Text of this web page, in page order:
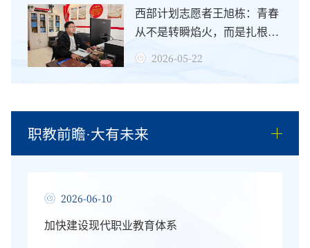
西部计划志愿者王旭栋：青春
从不是转瞬焰火，而是扎根泥
土的根须
2026-05-22
职教前瞻·大有未来
2026-06-10
加快建设现代职业教育体系